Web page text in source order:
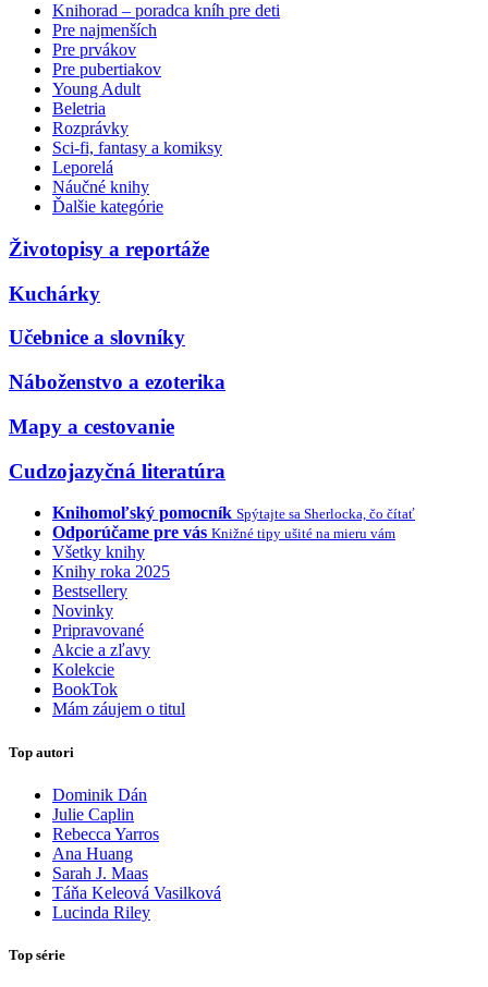
Knihorad – poradca kníh pre deti
Pre najmenších
Pre prvákov
Pre pubertiakov
Young Adult
Beletria
Rozprávky
Sci-fi, fantasy a komiksy
Leporelá
Náučné knihy
Ďalšie kategórie
Životopisy a reportáže
Kuchárky
Učebnice a slovníky
Náboženstvo a ezoterika
Mapy a cestovanie
Cudzojazyčná literatúra
Knihomoľský pomocník Spýtajte sa Sherlocka, čo čítať
Odporúčame pre vás Knižné tipy ušité na mieru vám
Všetky knihy
Knihy roka 2025
Bestsellery
Novinky
Pripravované
Akcie a zľavy
Kolekcie
BookTok
Mám záujem o titul
Top autori
Dominik Dán
Julie Caplin
Rebecca Yarros
Ana Huang
Sarah J. Maas
Táňa Keleová Vasilková
Lucinda Riley
Top série